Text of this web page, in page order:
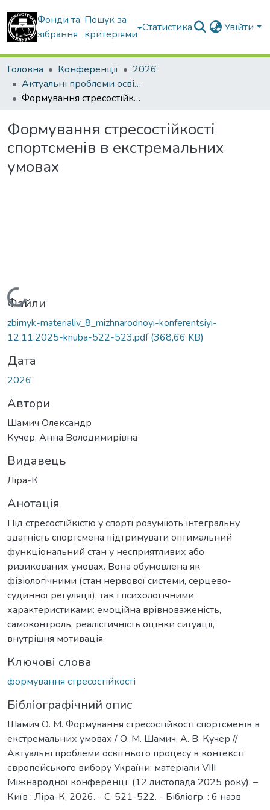
Фонди та
зібрання
Пошук за
критеріями
Статистика Увійти
Головна Конференції
2026
Актуальні проблеми освітнього процесу в контексті європейського вибору України
Формування стресостійкості спортсменів в екстремальних умовах
Формування стресостійкості
спортсменів в екстремальних
умовах
Вантажиться...
Файли
zbirnyk-materialiv_8_mizhnarodnoyi-konferentsiyi-
12.11.2025-knuba-522-523.pdf(368,66 KB)
Дата
2026
Автори
Шамич Олександр
Кучер, Анна Володимирівна
Видавець
Ліра-К
Анотація
Під стресостійкістю у спорті розуміють інтегральну
здатність спортсмена підтримувати оптимальний
функціональний стан у несприятливих або
ризикованих умовах. Вона обумовлена як
фізіологічними (стан нервової системи, серцево-
судинної регуляції), так і психологічними
характеристиками: емоційна врівноваженість,
самоконтроль, реалістичність оцінки ситуації,
внутрішня мотивація.
Ключові слова
формування стресостійкості
Бібліографічний опис
Шамич О. М. Формування стресостійкості спортсменів в
екстремальних умовах / О. М. Шамич, А. В. Кучер //
Актуальні проблеми освітнього процесу в контексті
європейського вибору України: матеріали VIІІ
Міжнародної конференції (12 листопада 2025 року). –
Київ : Ліра-К, 2026. - С. 521-522. - Бібліогр. : 6 назв